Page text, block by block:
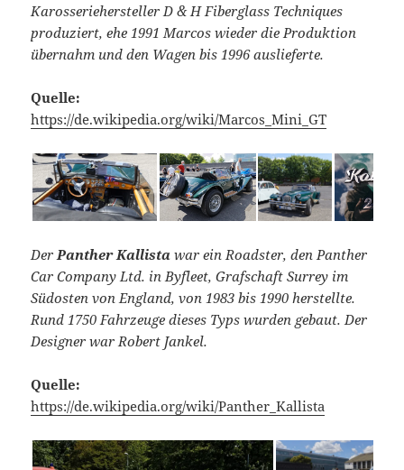
Karosseriehersteller D & H Fiberglass Techniques
produziert, ehe 1991 Marcos wieder die Produktion
übernahm und den Wagen bis 1996 auslieferte.
Quelle:
https://de.wikipedia.org/wiki/Marcos_Mini_GT
DerPanther Kallista war ein Roadster, den Panther
Car Company Ltd. in Byfleet, Grafschaft Surrey im
Südosten von England, von 1983 bis 1990 herstellte.
Rund 1750 Fahrzeuge dieses Typs wurden gebaut. Der
Designer war Robert Jankel.
Quelle:
https://de.wikipedia.org/wiki/Panther_Kallista